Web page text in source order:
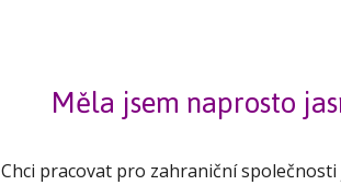
Měla jsem naprosto
Chci pracovat pro zahraniční